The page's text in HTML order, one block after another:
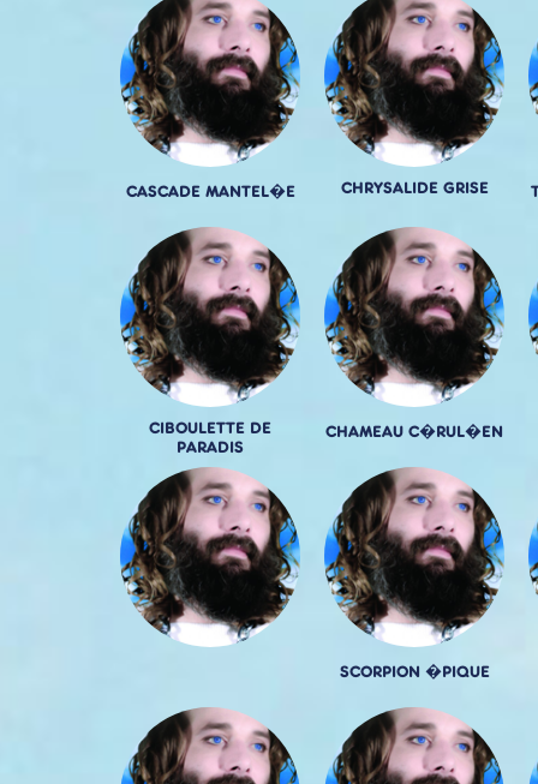
CASCADE MANTEL�E CHRYSALIDE GRISE
CIBOULETTE DE
PARADIS
CHAMEAU C�RUL�EN
SCORPION �PIQUE